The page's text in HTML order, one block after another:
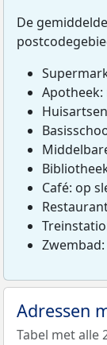
De
Apotheek:
Café: op
Adressen
Tabel met alle